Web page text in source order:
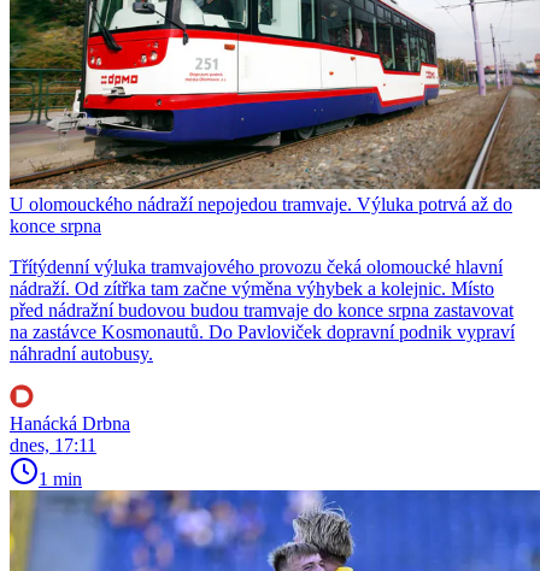
U olomouckého nádraží nepojedou tramvaje. Výluka potrvá až do
konce srpna
Třítýdenní výluka tramvajového provozu čeká olomoucké hlavní
nádraží. Od zítřka tam začne výměna výhybek a kolejnic. Místo
před nádražní budovou budou tramvaje do konce srpna zastavovat
na zastávce Kosmonautů. Do Pavloviček dopravní podnik vypraví
náhradní autobusy.
Hanácká Drbna
dnes, 17:11
1 min